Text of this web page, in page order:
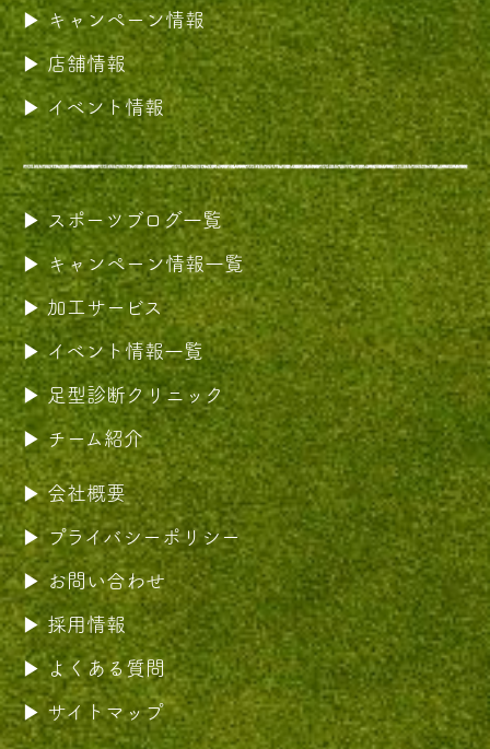
キャンペーン情報
店舗情報
イベント情報
スポーツブログ一覧
キャンペーン情報一覧
加工サービス
イベント情報一覧
足型診断クリニック
チーム紹介
会社概要
プライバシーポリシー
お問い合わせ
採用情報
よくある質問
サイトマップ